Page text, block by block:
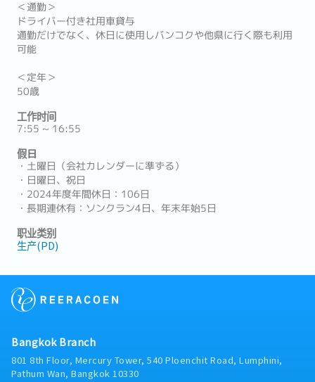
＜通勤＞
ドライバー付き社用車貸与
通勤だけでなく、休日に使用しバンコクや他県に行く際も利用
可能
＜定年＞
50歳
工作时间
7:55 ~ 16:55
假日
・土曜日（会社カレンダーに準ずる）
・日曜日、祝日
・2024年度年間休日：106日
・長期連休有：ソンクラン4日、年末年始5日
职业类别
生产(PD)
Bangkok Branch
801 8th Floor, Mercury Tower, 540 Ploenchit Road, Lumphini,
Pathum Wan, Bangkok 10330